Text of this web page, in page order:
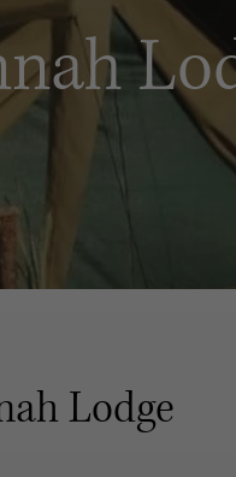
Lodge